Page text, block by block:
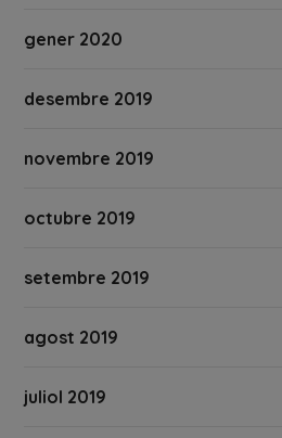
gener 2020
desembre 2019
novembre 2019
octubre 2019
setembre 2019
agost 2019
juliol 2019